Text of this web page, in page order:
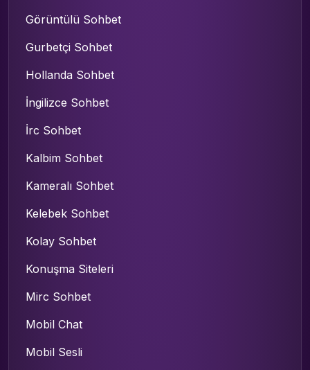
Görüntülü Sohbet
Gurbetçi Sohbet
Hollanda Sohbet
İngilizce Sohbet
İrc Sohbet
Kalbim Sohbet
Kameralı Sohbet
Kelebek Sohbet
Kolay Sohbet
Konuşma Siteleri
Mirc Sohbet
Mobil Chat
Mobil Sesli